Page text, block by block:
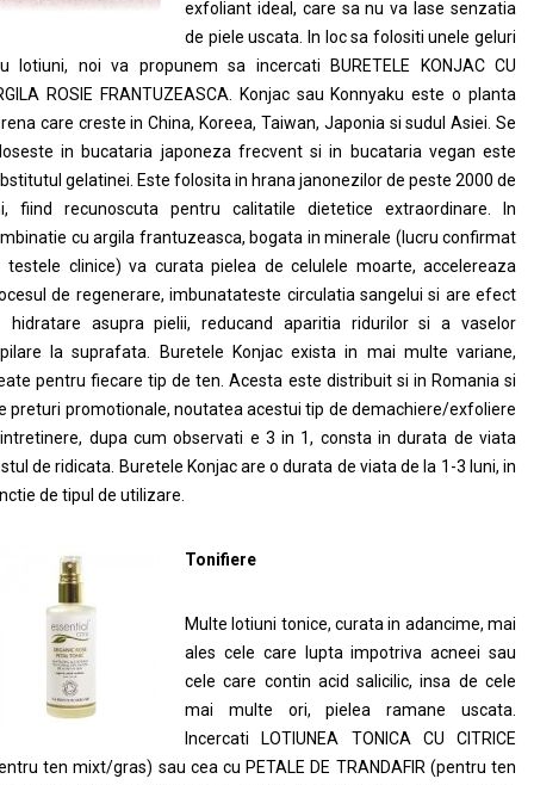
exfoliant ideal, care sa nu va lase senzatia
de piele uscata. In loc sa folositi unele geluri
lotiuni, noi va propunem sa incercati BURETELE KONJAC CU
ROSIE FRANTUZEASCA. Konjac sau Konnyaku este o planta
care creste in China, Koreea, Taiwan, Japonia si sudul Asiei. Se
in bucataria japoneza frecvent si in bucataria vegan este
gelatinei. Este folosita in hrana janonezilor de peste 2000 de
fiind recunoscuta pentru calitatile dietetice extraordinare. In
cu argila frantuzeasca, bogata in minerale (lucru confirmat
testele clinice) va curata pielea de celulele moarte, accelereaza
de regenerare, imbunatateste circulatia sangelui si are efect
hidratare asupra pielii, reducand aparitia ridurilor si a vaselor
la suprafata. Buretele Konjac exista in mai multe variane,
pentru fiecare tip de ten. Acesta este distribuit si in Romania si
preturi promotionale, noutatea acestui tip de demachiere/exfoliere
dupa cum observati e 3 in 1, consta in durata de viata
de ridicata. Buretele Konjac are o durata de viata de la 1-3 luni, in
de tipul de utilizare.
Tonifiere
Multe lotiuni tonice, curata in adancime, mai
ales cele care lupta impotriva acneei sau
cele care contin acid salicilic, insa de cele
mai multe ori, pielea ramane uscata.
Incercati LOTIUNEA TONICA CU CITRICE
ten mixt/gras) sau cea cu PETALE DE TRANDAFIR (pentru ten